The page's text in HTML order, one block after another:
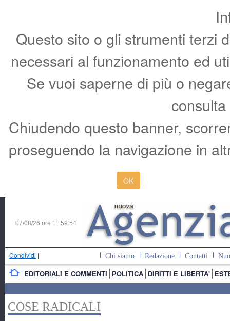
Questo sito o gli strumenti terzi
necessari al funzionamento ed
Se vuoi saperne di più o
Chiudendo questo banner,
proseguendo la navigazione in
OK
07/08/26 ore 11:59:55
Condividi | Chi siamo Redazione Contatti
EDITORIALI E COMMENTI POLITICA DIRITTI E LIBERTA'
COSE RADICALI